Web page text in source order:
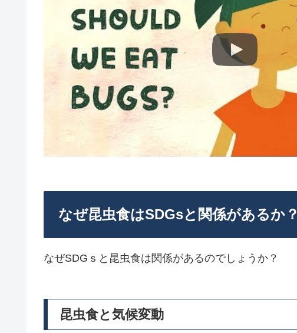
なぜ昆虫食はSDGsと関係があるか？
なぜSDGｓと昆虫食は関係があるのでしょうか？
昆虫食と気候変動